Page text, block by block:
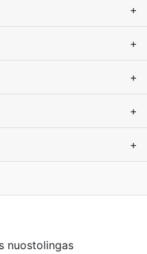
+
+
+
+
+
nuostolingas